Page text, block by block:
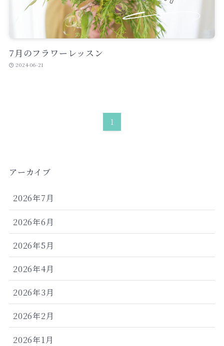
7月のフラワーレッスン
2024-06-21
1
アーカイブ
2026年7月
2026年6月
2026年5月
2026年4月
2026年3月
2026年2月
2026年1月